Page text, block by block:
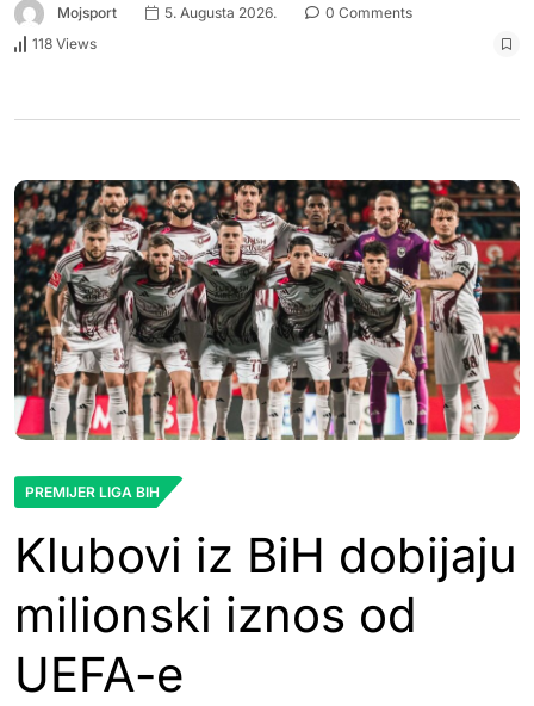
Mojsport 5. Augusta 2026.
0 Comments
118 Views
PREMIJER LIGA BIH
Klubovi iz BiH dobijaju
milionski iznos od
UEFA-e